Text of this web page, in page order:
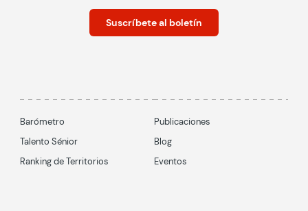
Suscríbete al boletín
Barómetro
Talento Sénior
Ranking de Territorios
Publicaciones
Blog
Eventos